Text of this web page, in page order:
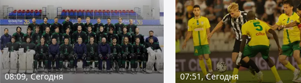
08:09, Сегодня 07:51, Сегодня